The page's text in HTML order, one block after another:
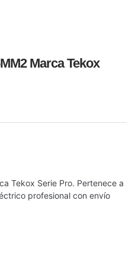
Marca Tekox
Tekox Serie Pro. Pertenece a
profesional con envío